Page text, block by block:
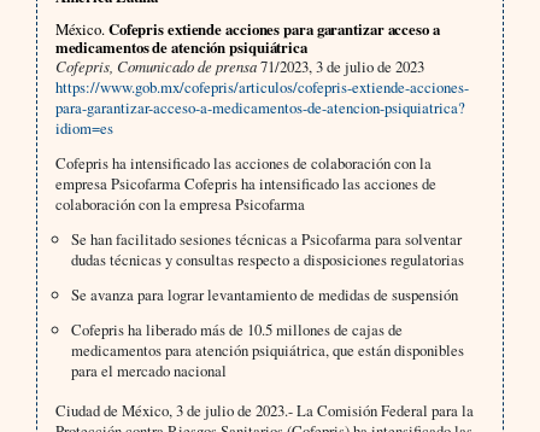
México.Cofepris extiende acciones para garantizar acceso a
medicamentos de atención psiquiátrica
Cofepris, Comunicado de prensa71/2023, 3 de julio de 2023
https://www.gob.mx/cofepris/articulos/cofepris-extiende-acciones-
para-garantizar-acceso-a-medicamentos-de-atencion-psiquiatrica?
idiom=es
Cofepris ha intensificado las acciones de colaboración con la
empresa Psicofarma Cofepris ha intensificado las acciones de
colaboración con la empresa Psicofarma
Se han facilitado sesiones técnicas a Psicofarma para solventar
dudas técnicas y consultas respecto a disposiciones regulatorias
Se avanza para lograr levantamiento de medidas de suspensión
Cofepris ha liberado más de 10.5 millones de cajas de
medicamentos para atención psiquiátrica, que están disponibles
para el mercado nacional
Ciudad de México, 3 de julio de 2023.- La Comisión Federal para la